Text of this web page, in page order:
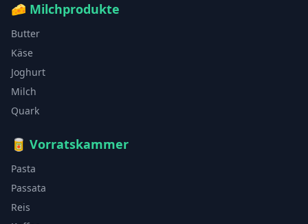
🧀 Milchprodukte
Butter
Käse
Joghurt
Milch
Quark
🥫 Vorratskammer
Pasta
Passata
Reis